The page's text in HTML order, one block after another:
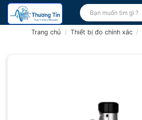
Bỏ
qua
Tìm
kiếm:
Trang chủ / Thiết bị đo chính xác /